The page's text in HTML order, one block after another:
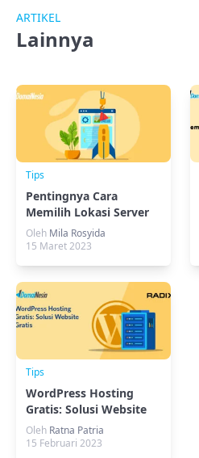
ARTIKEL
Lainnya
Tips
Pentingnya Cara
Memilih Lokasi Server
Hosting yang Tepat
Oleh Mila Rosyida
15 Maret 2023
Tips
WordPress Hosting
Gratis: Solusi Website
Gratis
Oleh Ratna Patria
15 Februari 2023